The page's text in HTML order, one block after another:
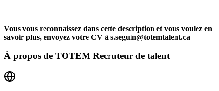
Vous vous reconnaissez dans cette description et vous voulez en
savoir plus, envoyez votre CV à s.seguin@totemtalent.ca
À propos de TOTEM Recruteur de talent